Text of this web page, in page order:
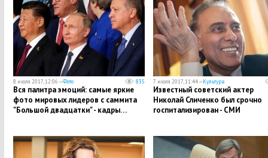
8 июля 2017, 12:06 —Фото 835
Вся палитра эмоций: самые яркие
фото мировых лидеров с саммита
"Большой двадцатки" - кадры…
7 июля 2017, 11:44 —Культура
Известный советский актер
Николай Сличенко был срочно
госпитализирован - СМИ